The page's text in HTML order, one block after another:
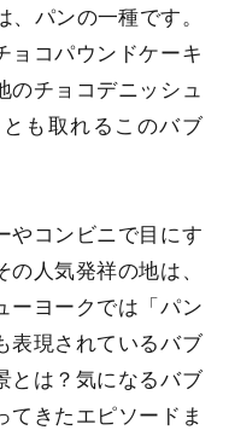
パンの一種です。
ョコパウンドケーキ
のチョコデニッシュ
も取れるこのバブ
やコンビニで目にす
人気発祥の地は、
ーヨークでは「パン
表現されているバブ
とは？気になるバブ
てきたエピソードま